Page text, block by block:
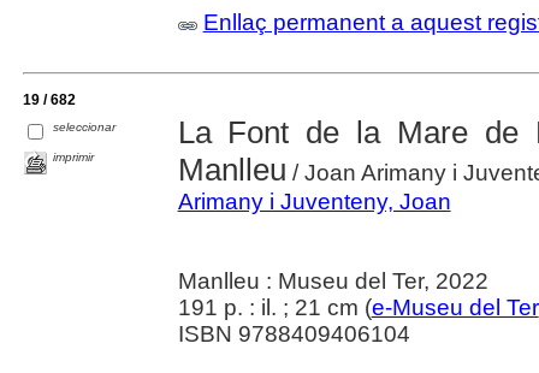
Enllaç permanent a aquest
19 / 682
seleccionar
imprimir
La Font de la Mare de
Manlleu / Joan Arimany i
Arimany i Juventeny, Joan
Manlleu : Museu del Ter, 2022
191 p. : il. ; 21 cm (e-Museu del Ter
ISBN 9788409406104